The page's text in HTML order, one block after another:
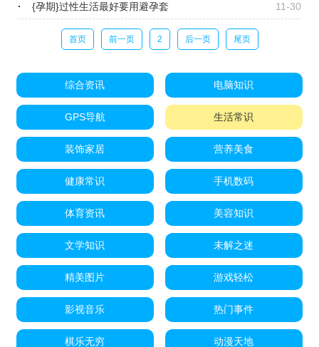
11-30
{孕期}过性生活最好要用避孕套
首页 前一页 2 后一页 尾页
综合资讯 电脑知识
GPS导航 生活常识
装饰家居 营养美食
健康常识 手机数码
体育资讯 美容知识
文学知识 未解之迷
精美图片 游戏轻松
影视音乐 热门事件
棋乐无穷 动漫天地